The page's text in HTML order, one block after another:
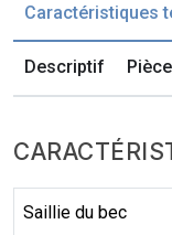
Caractéristiques
Descriptif
Saillie du bec